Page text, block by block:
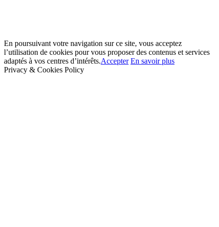
En poursuivant votre navigation sur ce site, vous acceptez
l’utilisation de cookies pour vous proposer des contenus et services
adaptés à vos centres d’intérêts.Accepter En savoir plus
Privacy & Cookies Policy